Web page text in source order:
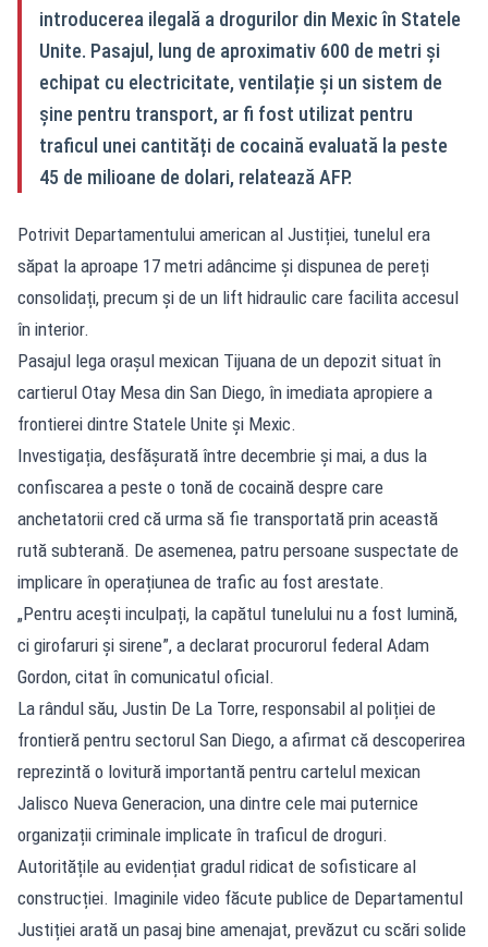
introducerea ilegală a drogurilor din Mexic în Statele
Unite. Pasajul, lung de aproximativ 600 de metri și
echipat cu electricitate, ventilație și un sistem de
șine pentru transport, ar fi fost utilizat pentru
traficul unei cantități de cocaină evaluată la peste
45 de milioane de dolari, relatează AFP.
Potrivit Departamentului american al Justiției, tunelul era
săpat la aproape 17 metri adâncime și dispunea de pereți
consolidați, precum și de un lift hidraulic care facilita accesul
în interior.
Pasajul lega orașul mexican Tijuana de un depozit situat în
cartierul Otay Mesa din San Diego, în imediata apropiere a
frontierei dintre Statele Unite și Mexic.
Investigația, desfășurată între decembrie și mai, a dus la
confiscarea a peste o tonă de cocaină despre care
anchetatorii cred că urma să fie transportată prin această
rută subterană. De asemenea, patru persoane suspectate de
implicare în operațiunea de trafic au fost arestate.
„Pentru acești inculpați, la capătul tunelului nu a fost lumină,
ci girofaruri și sirene”, a declarat procurorul federal Adam
Gordon, citat în comunicatul oficial.
La rândul său, Justin De La Torre, responsabil al poliției de
frontieră pentru sectorul San Diego, a afirmat că descoperirea
reprezintă o lovitură importantă pentru cartelul mexican
Jalisco Nueva Generacion, una dintre cele mai puternice
organizații criminale implicate în traficul de droguri.
Autoritățile au evidențiat gradul ridicat de sofisticare al
construcției. Imaginile video făcute publice de Departamentul
Justiției arată un pasaj bine amenajat, prevăzut cu scări solide